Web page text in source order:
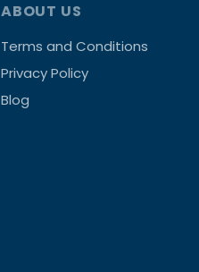
ABOUT US
Terms and Conditions
Privacy Policy
Blog